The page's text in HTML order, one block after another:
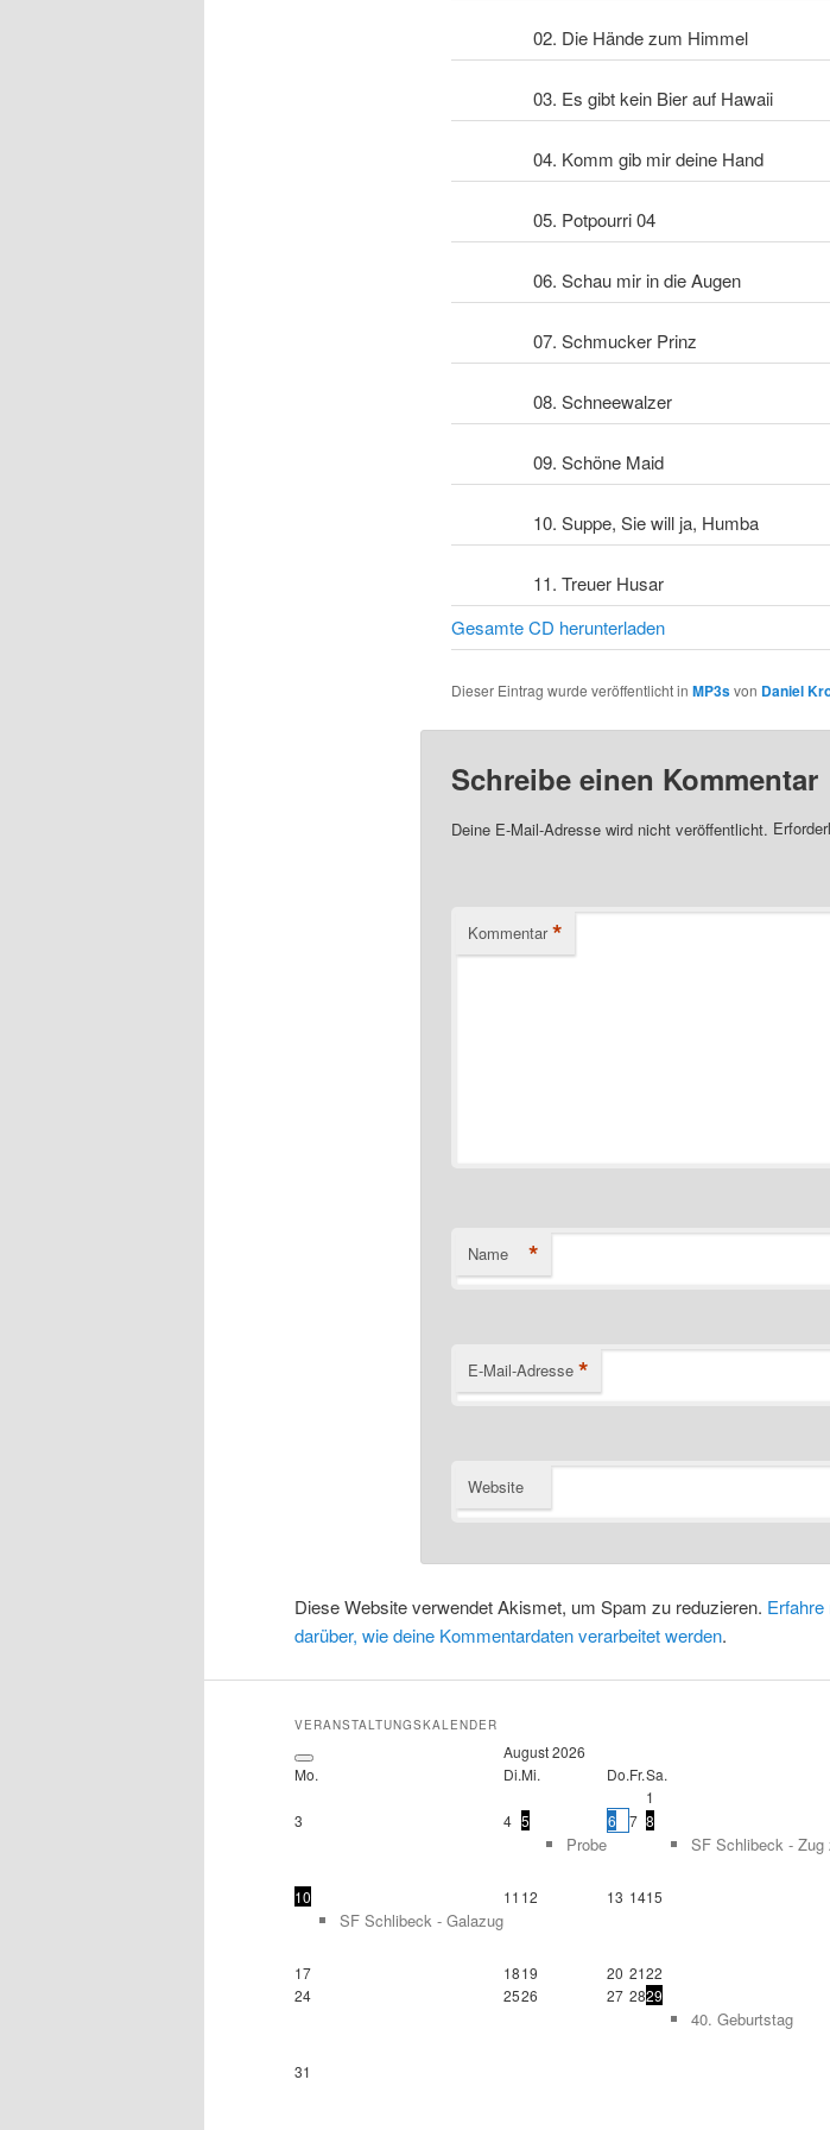
02. Die Hände zum Himmel
03. Es gibt kein Bier auf Hawaii
04. Komm gib mir deine Hand
05. Potpourri 04
06. Schau mir in die Augen
07. Schmucker Prinz
08. Schneewalzer
09. Schöne Maid
10. Suppe, Sie will ja, Humba
11. Treuer Husar
Gesamte CD herunterladen
Dieser Eintrag wurde veröffentlicht in MP3svon Daniel
Schreibe einen Kommentar
Deine E-Mail-Adresse wird nicht veröffentlicht.
Kommentar *
Name *
E-Mail-Adresse *
Website
Diese Website verwendet Akismet, um Spam zu reduzieren. Erfahre
darüber, wie deine Kommentardaten verarbeitet werden.
VERANSTALTUNGSKALENDER
August2026
Mo.
Di.Mi. Do.Fr.Sa.
1
3
4 5
Probe
6 7 8
SF Schlibeck - Zug
10
SF Schlibeck - Galazug
11 12 13 1415
17 1819 20 2122
24
2526 27 2829
40. Geburtstag
31